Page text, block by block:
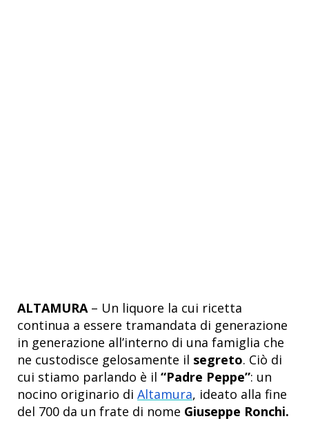
ALTAMURA– Un liquore la cui ricetta
continua a essere tramandata di generazione
in generazione all’interno di una famiglia che
ne custodisce gelosamente il segreto. Ciò di
cui stiamo parlando è il “Padre Peppe”: un
nocino originario di Altamura, ideato alla fine
del 700 da un frate di nome Giuseppe Ronchi.